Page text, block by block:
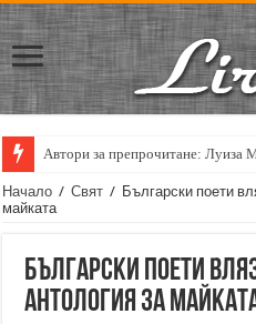
Автори за препрочитане: Луиза
Начало / Свят / Български поети
майката
Български поети
антология за